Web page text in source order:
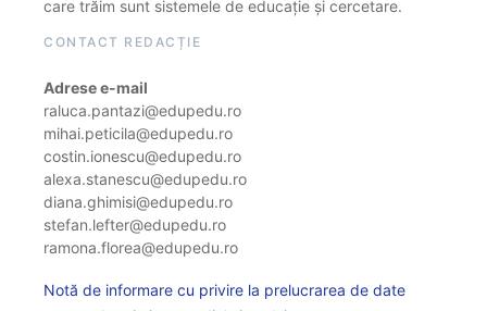
care trăim sunt sistemele de educație și cercetare.
CONTACT REDACȚIE
Adrese e-mail
raluca.pantazi@edupedu.ro
mihai.peticila@edupedu.ro
costin.ionescu@edupedu.ro
alexa.stanescu@edupedu.ro
diana.ghimisi@edupedu.ro
stefan.lefter@edupedu.ro
ramona.florea@edupedu.ro
Notă de informare cu privire la prelucrarea de date